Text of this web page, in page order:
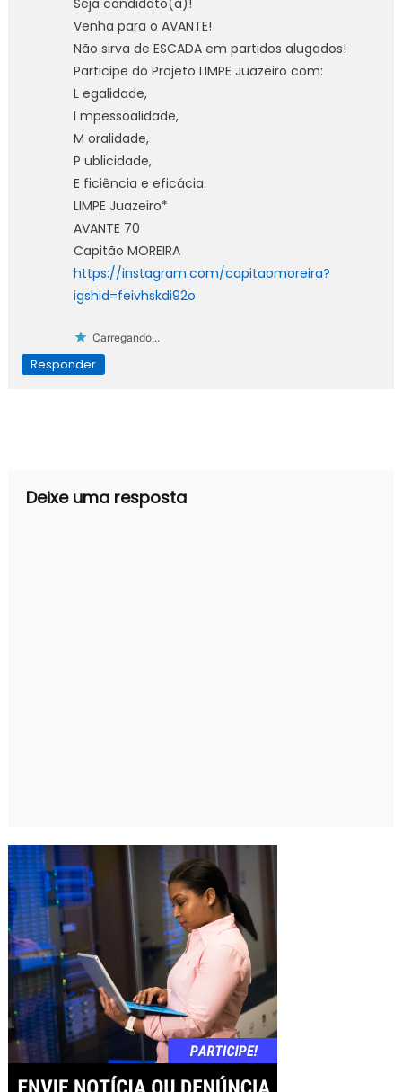
Seja candidato(a)!
Venha para o AVANTE!
Não sirva de ESCADA em partidos alugados!
Participe do Projeto LIMPE Juazeiro com:
L egalidade,
I mpessoalidade,
M oralidade,
P ublicidade,
E ficiência e eficácia.
LIMPE Juazeiro*
AVANTE 70
Capitão MOREIRA
https://instagram.com/capitaomoreira?
igshid=feivhskdi92o
Carregando...
Responder
Deixe uma resposta